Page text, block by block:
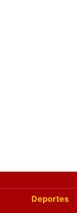
Deportes